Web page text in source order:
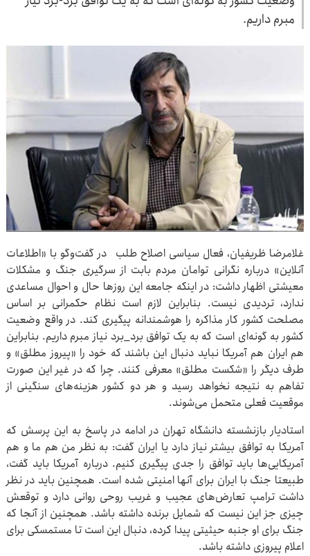
مبرم داریم.
غلامرضا ظریفیان، فعال سیاسی اصلاح طلب در گفت‌وگو با «اطلاعات
آنلاین» درباره نگرانی توامان مردم بابت از سرگیری جنگ و مشکلات
معیشتی اظهار داشت: در اینکه جامعه این روزها حال و احوال مساعدی
ندارد، تردیدی نیست. بنابراین لازم است نظام حکمرانی بر اساس
مصلحت کشور کار مذاکره را هوشمندانه پیگیری کند. در واقع وضعیت
کشور به گونه‌ای است که به یک توافق برد_برد نیاز مبرم داریم. بنابراین
هم ایران هم آمریکا نباید دنبال این باشند که خود را «پیروز مطلق» و
طرف دیگر را «شکست مطلق» معرفی کنند. چرا که در غیر این صورت
تفاهم به نتیجه نخواهد رسید و هر دو کشور هزینه‌های سنگینی از
موقعیت فعلی متحمل می‌شوند.
استادیار بازنشسته دانشگاه تهران در ادامه در پاسخ به این پرسش که
آمریکا به توافق بیشتر نیاز دارد یا ایران گفت: به نظر من هم ما و هم
آمریکایی‌ها باید توافق را جدی پیگیری کنیم. درباره آمریکا باید گفت،
طبیعتا جنگ با ایران برای آنها امنیتی شده است. همچنین باید در نظر
داشت ترامپ تعارض‌های عجیب و غریب روحی روانی دارد و توقعش
چیزی جز این نیست که شمایل برنده داشته باشد. همچنین از آنجا که
جنگ برای او جنبه حیثیتی پیدا کرده، دنبال این است تا مستمسکی برای
اعلام پیروزی داشته باشد.